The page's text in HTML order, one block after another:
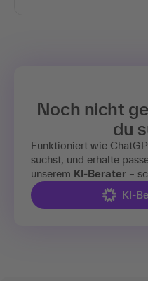
Noch nicht
du
Funktioniert wie
suchst, und erhalte
unserem KI-Berater –
KI-